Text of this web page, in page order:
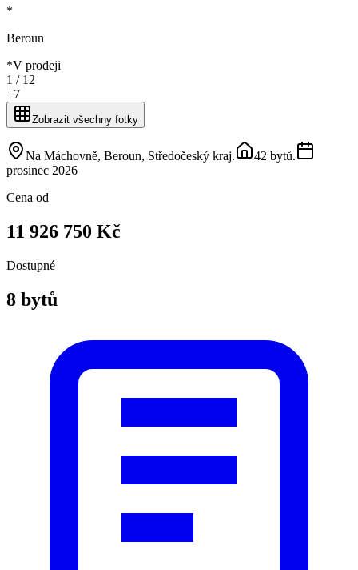
*
Beroun
*V prodeji
1 / 12
+7
Zobrazit všechny fotky
Na Máchovně, Beroun, Středočeský kraj. 42 bytů.
prosinec 2026
Cena od
11 926 750 Kč
Dostupné
8 bytů